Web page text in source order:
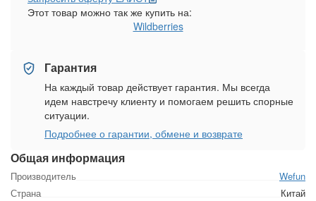
Общая информация
Производитель
Wefun
Страна
Китай
Этот товар можно так же купить на:
Wildberries
Гарантия
На каждый товар действует гарантия. Мы всегда
идем навстречу клиенту и помогаем решить спорные
ситуации.
Подробнее о гарантии, обмене и возврате